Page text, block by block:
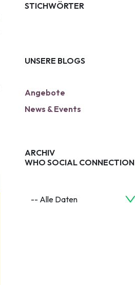
STICHWÖRTER
UNSERE BLOGS
Angebote
News & Events
ARCHIV
WHO SOCIAL CONNECTION